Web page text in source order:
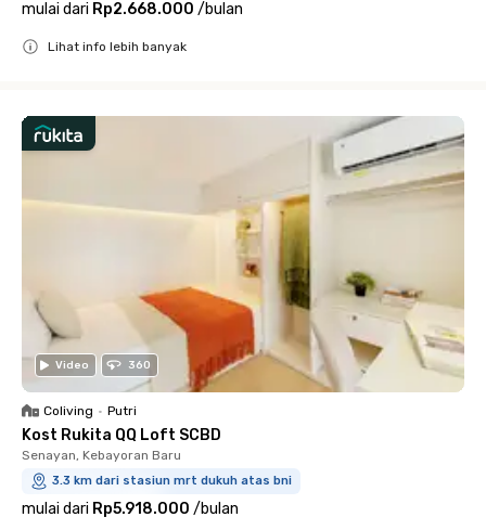
mulai dari Rp2.668.000 /bulan
Lihat info lebih banyak
Video 360
Coliving • Putri
Kost Rukita QQ Loft SCBD
Senayan, Kebayoran Baru
3.3 km dari stasiun mrt dukuh atas bni
mulai dari Rp5.918.000 /bulan